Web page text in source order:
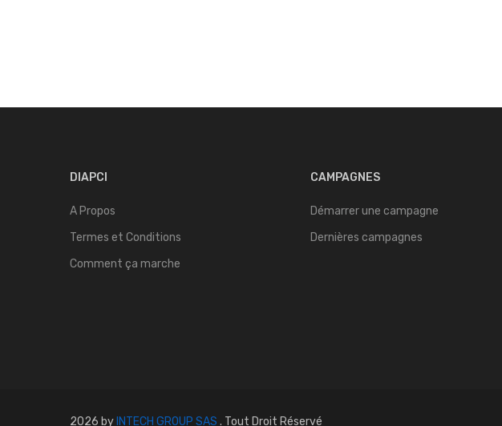
DIAPCI
A Propos
Termes et Conditions
Comment ça marche
CAMPAGNES
Démarrer une campagne
Dernières campagnes
2026 by INTECH GROUP SAS . Tout Droit Réservé